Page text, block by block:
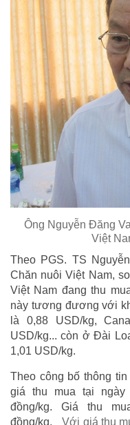
Ông Nguyễn Đăng
Việt
Theo PGS. TS
Chăn nuôi Việt Nam,
Việt Nam đang thu
này tương đương với
là 0,88 USD/kg,
USD/kg... còn ở Đài
1,01 USD/kg.
Theo công bố thông
giá thu mua tại ngày
đồng/kg. Giá thu
đồng/kg.
Với giá thu